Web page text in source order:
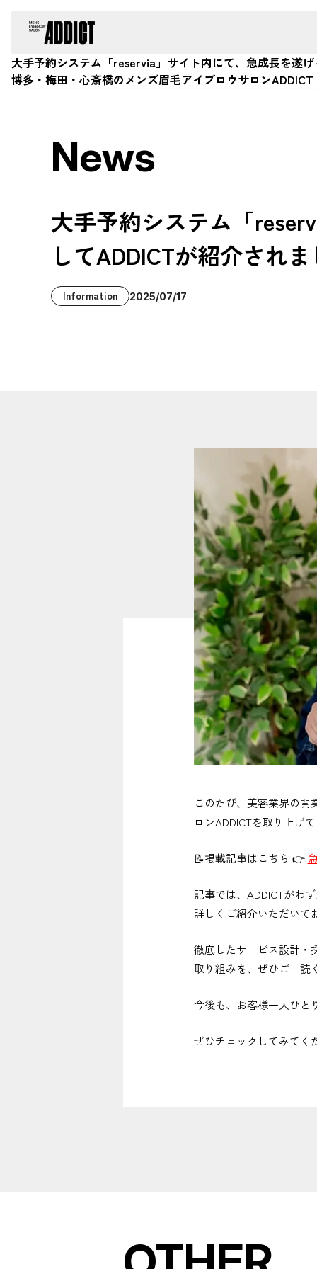
大手予約システム「reservia」サイト内にて、急成長を遂
博多・梅田・心斎橋のメンズ眉毛アイブロウサロンADDICT
News
大手予約システム「
してADDICTが紹介され
Information 2025/07/17
このたび、美容業界の開
ロンADDICTを取り上げ
📝掲載記事はこちら 👉
記事では、ADDICTがわ
詳しくご紹介いただいて
徹底したサービス設計・
取り組みを、ぜひご一読
今後も、お客様一人ひと
ぜひチェックしてみてく